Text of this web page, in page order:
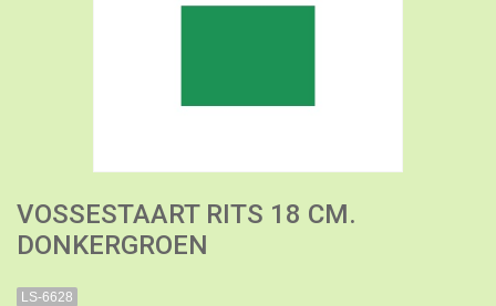
VOSSESTAART RITS 18 CM.
DONKERGROEN
LS-6628